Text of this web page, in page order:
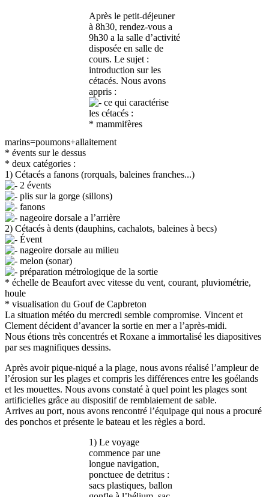
Après le petit-déjeuner
à 8h30, rendez-vous a
9h30 a la salle d’activité
disposée en salle de
cours. Le sujet :
introduction sur les
cétacés. Nous avons
appris :
ce qui caractérise
les cétacés :
* mammifères
marins=poumons+allaitement
* évents sur le dessus
* deux catégories :
1) Cétacés a fanons (rorquals, baleines franches...)
2 évents
plis sur la gorge (sillons)
fanons
nageoire dorsale a l’arrière
2) Cétacés à dents (dauphins, cachalots, baleines à becs)
Évent
nageoire dorsale au milieu
melon (sonar)
préparation métrologique de la sortie
* échelle de Beaufort avec vitesse du vent, courant, pluviométrie,
houle
* visualisation du Gouf de Capbreton
La situation météo du mercredi semble compromise. Vincent et
Clement décident d’avancer la sortie en mer a l’après-midi.
Nous étions très concentrés et Roxane a immortalisé les diapositives
par ses magnifiques dessins.
Après avoir pique-niqué a la plage, nous avons réalisé l’ampleur de
l’érosion sur les plages et compris les différences entre les goélands
et les mouettes. Nous avons constaté à quel point les plages sont
artificielles grâce au dispositif de remblaiement de sable.
Arrives au port, nous avons rencontré l’équipage qui nous a procuré
des ponchos et présente le bateau et les règles a bord.
1) Le voyage
commence par une
longue navigation,
ponctuee de detritus :
sacs plastiques, ballon